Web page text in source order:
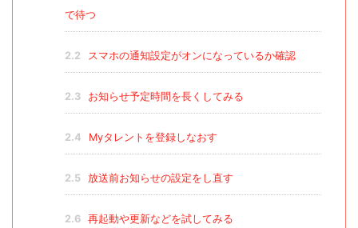
で待つ
2.2 スマホの通知設定がオンになっているか確認
2.3 お知らせ予定時間を長くしてみる
2.4 Myタレントを登録しなおす
2.5 放送前お知らせの設定をし直す
2.6 再起動や更新などを試してみる